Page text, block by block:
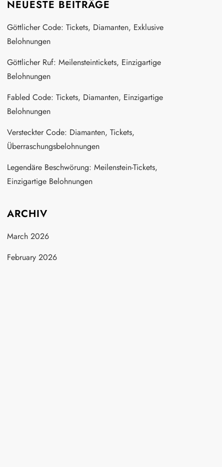
NEUESTE BEITRÄGE
Göttlicher Code: Tickets, Diamanten, Exklusive
Belohnungen
Göttlicher Ruf: Meilensteintickets, Einzigartige
Belohnungen
Fabled Code: Tickets, Diamanten, Einzigartige
Belohnungen
Versteckter Code: Diamanten, Tickets,
Überraschungsbelohnungen
Legendäre Beschwörung: Meilenstein-Tickets,
Einzigartige Belohnungen
ARCHIV
March 2026
February 2026